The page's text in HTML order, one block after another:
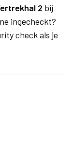
2 bij
ingecheckt?
check als je